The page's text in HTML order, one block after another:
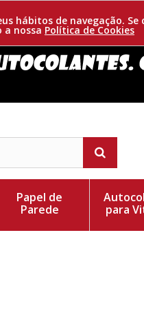
hábitos de navegação.
a nossa Política de Cookies
Papel de
Parede
para